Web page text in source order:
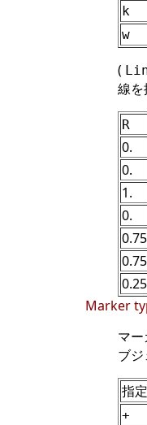
k
w
(
線
R
0.
0.
1.
0.
0.75
0.75
0.25
Marker
マ
ブ
指
+